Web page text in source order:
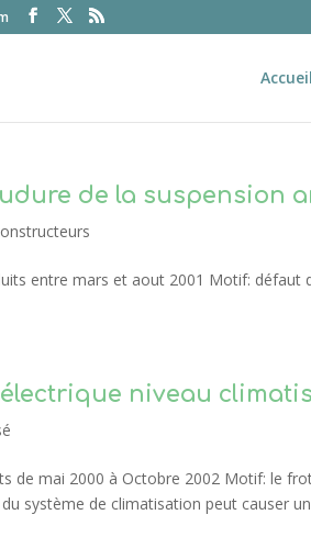
Accueil
de la suspension
entre mars et aout 2001 Motif: défaut
niveau
de mai 2000 à Octobre 2002 Motif: le
système de climatisation peut causer